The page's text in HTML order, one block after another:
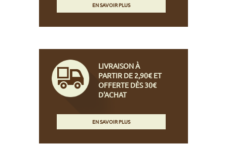
EN SAVOIR PLUS
LIVRAISON À
PARTIR DE 2,90€ ET
OFFERTE DÈS 30€
D'ACHAT
EN SAVOIR PLUS